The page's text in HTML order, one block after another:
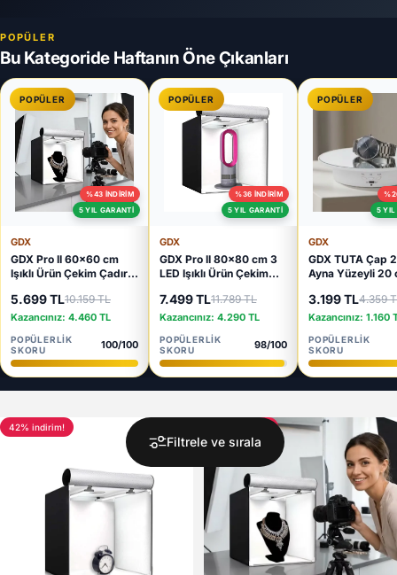
POPÜLER
Bu Kategoride Haftanın Öne Çıkanları
POPÜLER
%43 İNDIRIM
5 YIL GARANTI
GDX
GDX Pro II 60x60 cm
Işıklı Ürün Çekim Çadırı
Ticaret Fotoğraf Seti
5.699 TL10.159 TL
Kazancınız: 4.460 TL
POPÜLERLIK
SKORU
100/100
POPÜLER
%36 İNDIRIM
5 YIL GARANTI
GDX
GDX Pro II 80x80 cm 3
LED Işıklı Ürün Çekim
Fotoğraf Çekim Çadırı
7.499 TL11.789 TL
Kazancınız: 4.290 TL
POPÜLERLIK
SKORU
98/100
POPÜLER
5 YIL
GDX
GDX TUTA Çap
Ayna Yüzeyli 20
Kapasiteli 360
Kumandalı Ürün
3.199 TL4.359
Kazancınız: 1.160
POPÜLERLIK
SKORU
Filtrele ve sırala
42% indirim!